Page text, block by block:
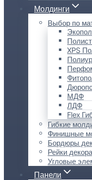
Молдинги
Выбор по
XPS
МДФ
ЛДФ
Flex
Гибкие
Финишные
Бордюры
Рейки
Угловые
Панели